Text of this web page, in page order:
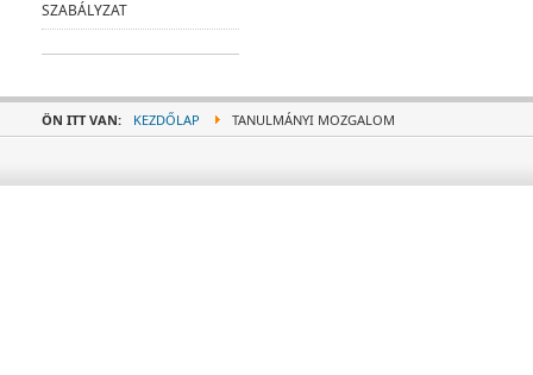
SZABÁLYZAT
ÖN ITT VAN: KEZDŐLAP TANULMÁNYI MOZGALOM